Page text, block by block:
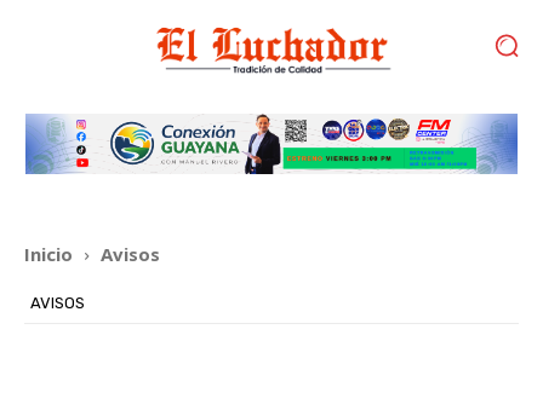
Inicio Avisos
AVISOS